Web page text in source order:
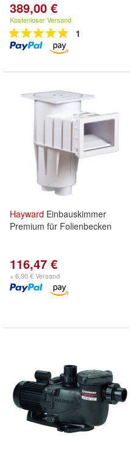
389,00 €
Kostenloser Versand
1
Hayward Einbauskimmer
Premium für Folienbecken
116,47 €
+ 6,90 € Versand